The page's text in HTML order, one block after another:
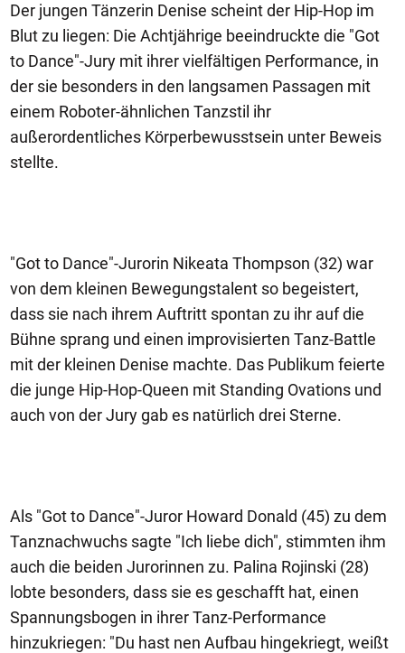
Der jungen Tänzerin Denise scheint der Hip-Hop im
Blut zu liegen: Die Achtjährige beeindruckte die "Got
to Dance"-Jury mit ihrer vielfältigen Performance, in
der sie besonders in den langsamen Passagen mit
einem Roboter-ähnlichen Tanzstil ihr
außerordentliches Körperbewusstsein unter Beweis
stellte.
"Got to Dance"-Jurorin Nikeata Thompson (32) war
von dem kleinen Bewegungstalent so begeistert,
dass sie nach ihrem Auftritt spontan zu ihr auf die
Bühne sprang und einen improvisierten Tanz-Battle
mit der kleinen Denise machte. Das Publikum feierte
die junge Hip-Hop-Queen mit Standing Ovations und
auch von der Jury gab es natürlich drei Sterne.
Als "Got to Dance"-Juror Howard Donald (45) zu dem
Tanznachwuchs sagte "Ich liebe dich", stimmten ihm
auch die beiden Jurorinnen zu. Palina Rojinski (28)
lobte besonders, dass sie es geschafft hat, einen
Spannungsbogen in ihrer Tanz-Performance
hinzukriegen: "Du hast nen Aufbau hingekriegt, weißt